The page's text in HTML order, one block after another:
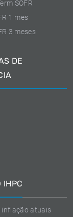
SOFR
1 mes
3 meses
DE
IHPC
inflação atuais